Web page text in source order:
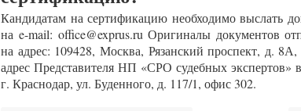
Кандидатам на сертификацию необходимо выслать
на e-mail: office@exprus.ru Оригиналы документов
на адрес: 109428, Москва, Рязанский проспект, д.
адрес Представителя НП «СРО судебных экспертов»
г. Краснодар, ул. Буденного, д. 117/1, офис 302.